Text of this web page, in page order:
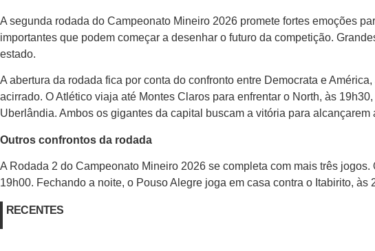
A segunda rodada do Campeonato Mineiro 2026 promete fortes emoções
importantes que podem começar a desenhar o futuro da competição.
estado.
A abertura da rodada fica por conta do confronto entre Democrata e
acirrado. O Atlético viaja até Montes Claros para enfrentar o North, às
Uberlândia. Ambos os gigantes da capital buscam a vitória para alcançarem
Outros confrontos da rodada
A Rodada 2 do Campeonato Mineiro 2026 se completa com mais três
19h00. Fechando a noite, o Pouso Alegre joga em casa contra o Itabirito, às
RECENTES